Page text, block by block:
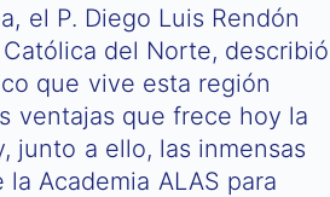
el P. Diego Luis Rendón
del Norte, describió
que vive esta región
ventajas que frece hoy la
junto a ello, las inmensas
Academia ALAS para